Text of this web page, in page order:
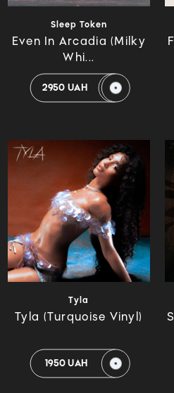
Sleep Token
Even In Arcadia (Milky
Whi...
2950 UAH
Tyla
Tyla (Turquoise Vinyl)
1950 UAH